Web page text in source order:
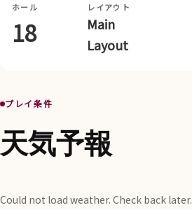
ホール
18
レイアウト
Main
Layout
プレイ条件
天気予報
Could not load weather. Check back later.